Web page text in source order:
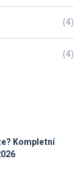
(4)
(4)
Kompletní